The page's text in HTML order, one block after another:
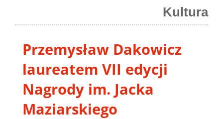
Kultura
Przemysław Dakowicz
laureatem VII edycji
Nagrody im. Jacka
Maziarskiego